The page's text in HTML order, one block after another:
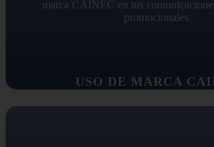
USO DE MARCA
marca CAINEC en tus
promocionales.